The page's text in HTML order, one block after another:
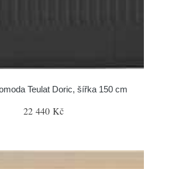
Teulat Doric, šířka 150 cm
22 440 Kč